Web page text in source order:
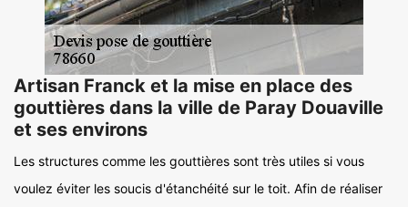
Artisan Franck et la mise en place des
gouttières dans la ville de Paray Douaville
et ses environs
Les structures comme les gouttières sont très utiles si vous
voulez éviter les soucis d'étanchéité sur le toit. Afin de réaliser